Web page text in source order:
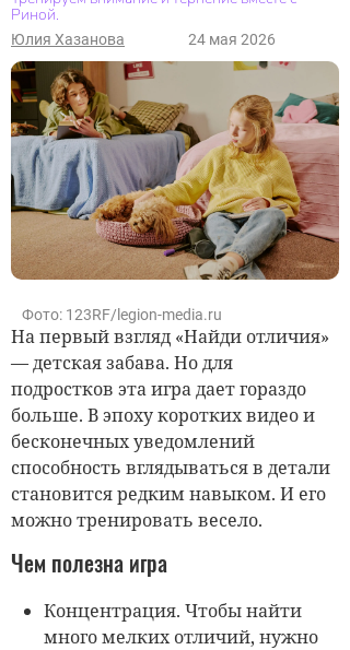
Риной.
Юлия Хазанова 24 мая 2026
Фото: 123RF/legion-media.ru
На первый взгляд «Найди отличия»
— детская забава. Но для
подростков эта игра дает гораздо
больше. В эпоху коротких видео и
бесконечных уведомлений
способность вглядываться в детали
становится редким навыком. И его
можно тренировать весело.
Чем полезна игра
Концентрация. Чтобы найти
много мелких отличий, нужно